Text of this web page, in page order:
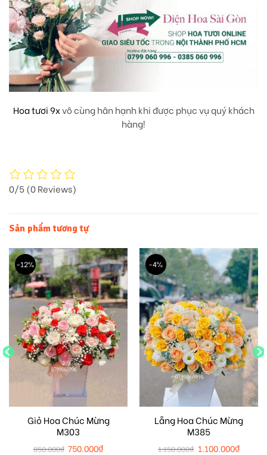
Hoa tươi 9xvô cùng hân hạnh khi được phục vụ quý khách
hàng!
0/5(0 Reviews)
Sản phẩm tương tự
-12%
Giỏ Hoa Chúc Mừng
M303
850.000₫ 750.000₫
-4%
Lẵng Hoa Chúc Mừng
M385
1.150.000₫ 1.100.000₫